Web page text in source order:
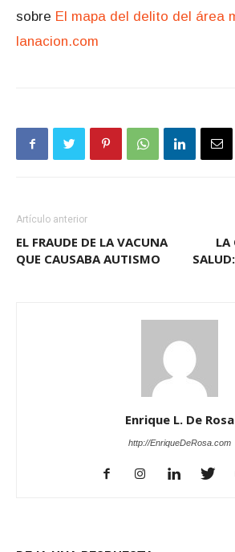
sobre El mapa del delito del área
lanacion.com
Artículo anterior
EL FRAUDE DE LA VACUNA
QUE CAUSABA AUTISMO
LA
Enrique L. De Rosa
http://EnriqueDeRosa.com